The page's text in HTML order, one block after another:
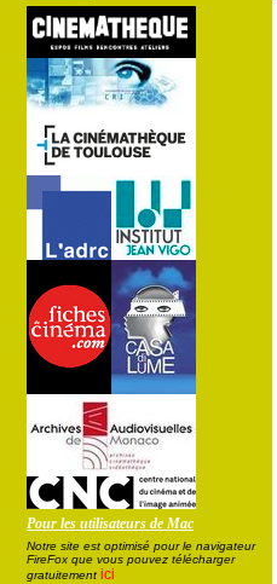
Pour les utilisateurs de Mac
Notre site est optimisé pour le navigateur
FireFox que vous pouvez télécharger
gratuitement ici